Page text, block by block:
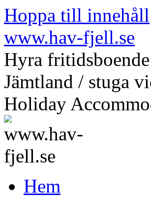
Hoppa till innehåll
www.hav-fjell.se
Hyra
Jämtland / stuga
Holiday
Hem